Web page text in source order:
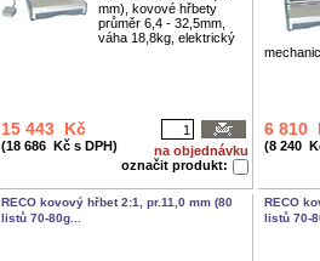
mm), kovové hřbety
průměr 6,4 - 32,5mm,
váha 18,8kg, elektrický
na objednávku
označit produkt:
15 443 Kč
(18 686 Kč s DPH)
6 810
(8 240
RECO kovový hřbet 2:1, pr.11,0 mm (80
listů 70-80g...
RECO
listů 70-